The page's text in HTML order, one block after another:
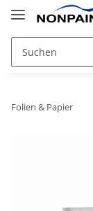
Folien & Papier